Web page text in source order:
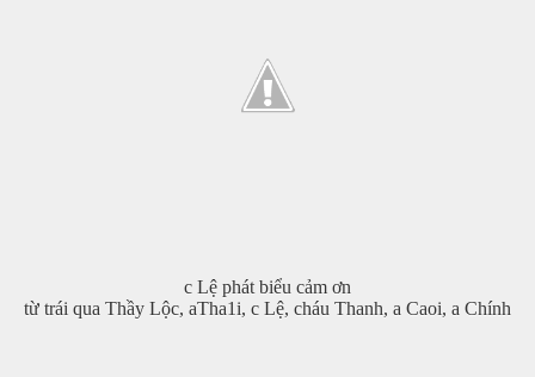
c Lệ phát biểu cảm ơn
từ trái qua Thầy Lộc, aTha1i, c Lệ, cháu Thanh, a Caoi, a Chính